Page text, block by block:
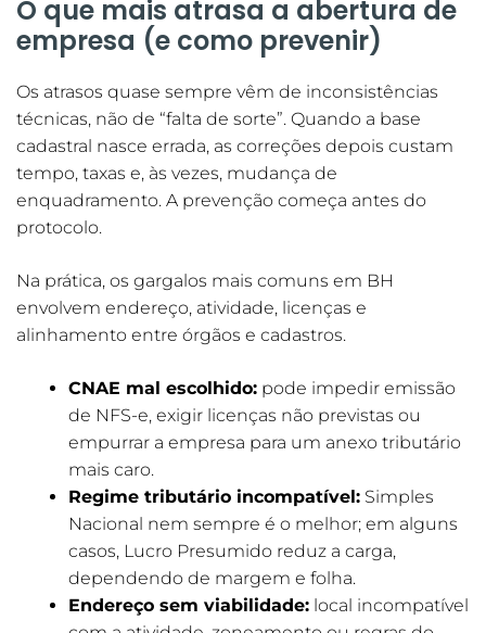
O que mais atrasa a abertura de
empresa (e como prevenir)
Os atrasos quase sempre vêm de inconsistências
técnicas, não de “falta de sorte”. Quando a base
cadastral nasce errada, as correções depois custam
tempo, taxas e, às vezes, mudança de
enquadramento. A prevenção começa antes do
protocolo.
Na prática, os gargalos mais comuns em BH
envolvem endereço, atividade, licenças e
alinhamento entre órgãos e cadastros.
CNAE mal escolhido: pode impedir emissão
de NFS-e, exigir licenças não previstas ou
empurrar a empresa para um anexo tributário
mais caro.
Regime tributário incompatível: Simples
Nacional nem sempre é o melhor; em alguns
casos, Lucro Presumido reduz a carga,
dependendo de margem e folha.
Endereço sem viabilidade: local incompatível